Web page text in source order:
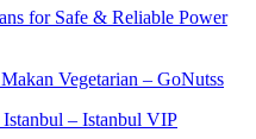
for Safe & Reliable Power
Vegetarian – GoNutss
– Istanbul VIP